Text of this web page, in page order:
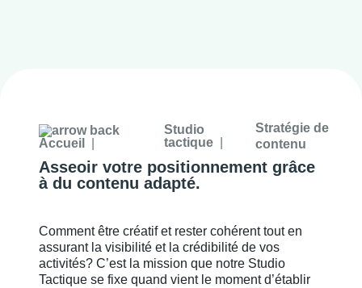
Accueil
Studio
tactique
Stratégie de
contenu
Asseoir votre positionnement grâce
à du contenu adapté.
Comment être créatif et rester cohérent tout en
assurant la visibilité et la crédibilité de vos
activités? C’est la mission que notre Studio
Tactique se fixe quand vient le moment d’établir